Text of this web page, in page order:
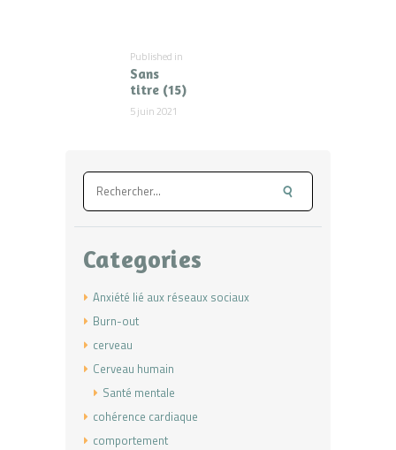
Published in
Sans
titre (15)
5 juin 2021
Rechercher :
Categories
Anxiété lié aux réseaux sociaux
Burn-out
cerveau
Cerveau humain
Santé mentale
cohérence cardiaque
comportement